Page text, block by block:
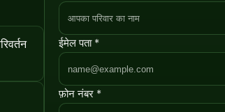
ईमेल पता *
फ़ोन नंबर *